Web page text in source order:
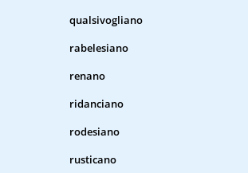
qualsivogliano
rabelesiano
renano
ridanciano
rodesiano
rusticano